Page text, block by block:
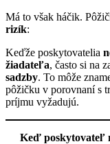
Má to však háčik.
rizík:
Keďže poskytovatelia
žiadateľa, často si na
sadzby. To môže
pôžičku v porovnaní s
príjmu vyžadujú.
Keď poskytovateľ